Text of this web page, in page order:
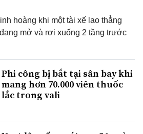
hoàng khi một tài xế lao thẳng
mở và rơi xuống 2 tầng trước
Phi công bị bắt tại sân bay khi
mang hơn 70.000 viên thuốc
lắc trong vali